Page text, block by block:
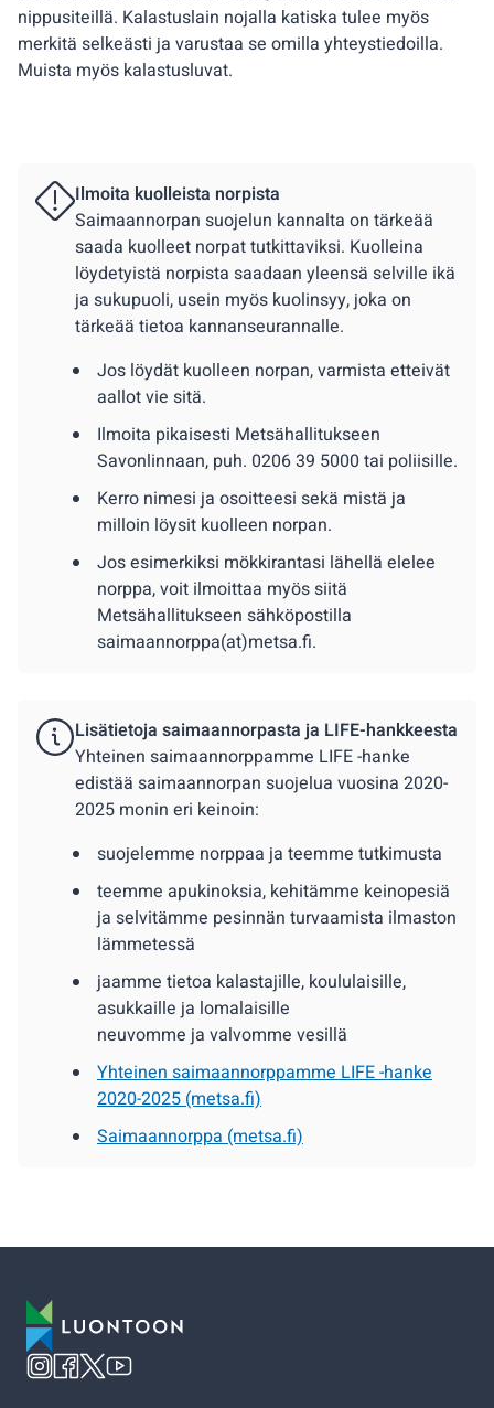
nippusiteillä. Kalastuslain nojalla katiska tulee myös
merkitä selkeästi ja varustaa se omilla yhteystiedoilla.
Muista myös kalastusluvat.
Ilmoita kuolleista norpista
Saimaannorpan suojelun kannalta on tärkeää
saada kuolleet norpat tutkittaviksi. Kuolleina
löydetyistä norpista saadaan yleensä selville ikä
ja sukupuoli, usein myös kuolinsyy, joka on
tärkeää tietoa kannanseurannalle.
Jos löydät kuolleen norpan, varmista etteivät
aallot vie sitä.
Ilmoita pikaisesti Metsähallitukseen
Savonlinnaan, puh. 0206 39 5000 tai poliisille.
Kerro nimesi ja osoitteesi sekä mistä ja
milloin löysit kuolleen norpan.
Jos esimerkiksi mökkirantasi lähellä elelee
norppa, voit ilmoittaa myös siitä
Metsähallitukseen sähköpostilla
saimaannorppa(at)metsa.fi.
Lisätietoja saimaannorpasta ja LIFE-hankkeesta
Yhteinen saimaannorppamme LIFE -hanke
edistää saimaannorpan suojelua vuosina 2020-
2025 monin eri keinoin:
suojelemme norppaa ja teemme tutkimusta
teemme apukinoksia, kehitämme keinopesiä
ja selvitämme pesinnän turvaamista ilmaston
lämmetessä
jaamme tietoa kalastajille, koululaisille,
asukkaille ja lomalaisille
neuvomme ja valvomme vesillä
Yhteinen saimaannorppamme LIFE -hanke
2020-2025 (metsa.fi)
Saimaannorppa (metsa.fi)